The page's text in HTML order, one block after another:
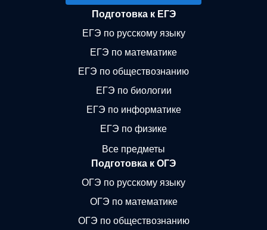
Подготовка к ЕГЭ
ЕГЭ по русскому языку
ЕГЭ по математике
ЕГЭ по обществознанию
ЕГЭ по биологии
ЕГЭ по информатике
ЕГЭ по физике
Все предметы
Подготовка к ОГЭ
ОГЭ по русскому языку
ОГЭ по математике
ОГЭ по обществознанию